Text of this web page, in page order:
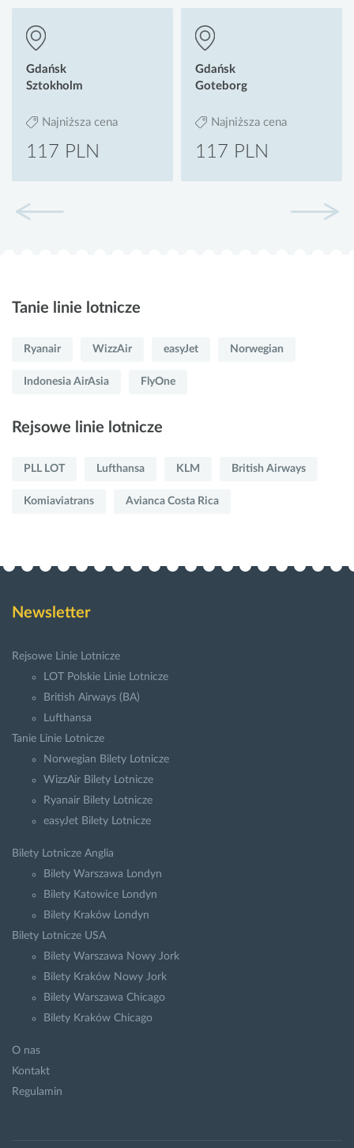
Gdańsk
Sztokholm
Najniższa cena
117 PLN
Gdańsk
Goteborg
Najniższa cena
117 PLN
Tanie linie lotnicze
Ryanair WizzAir easyJet Norwegian
Indonesia AirAsia FlyOne
Rejsowe linie lotnicze
PLL LOT Lufthansa KLM British Airways
Komiaviatrans Avianca Costa Rica
Newsletter
Rejsowe Linie Lotnicze
LOT Polskie Linie Lotnicze
British Airways (BA)
Lufthansa
Tanie Linie Lotnicze
Norwegian Bilety Lotnicze
WizzAir Bilety Lotnicze
Ryanair Bilety Lotnicze
easyJet Bilety Lotnicze
Bilety Lotnicze Anglia
Bilety Warszawa Londyn
Bilety Katowice Londyn
Bilety Kraków Londyn
Bilety Lotnicze USA
Bilety Warszawa Nowy Jork
Bilety Kraków Nowy Jork
Bilety Warszawa Chicago
Bilety Kraków Chicago
O nas
Kontakt
Regulamin